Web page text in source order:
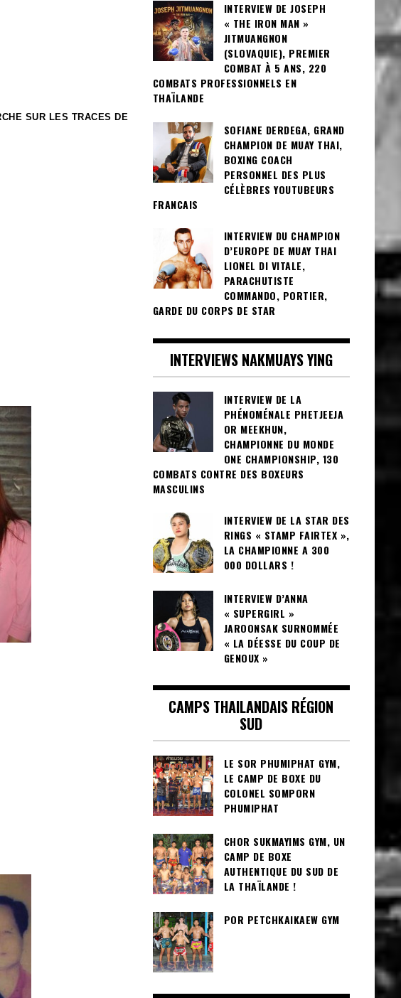
SUR LES TRACES DE
INTERVIEW DE JOSEPH
« THE IRON MAN »
JITMUANGNON
(SLOVAQUIE), PREMIER
COMBAT À 5 ANS, 220
COMBATS PROFESSIONNELS EN
THAÏLANDE
SOFIANE DERDEGA, GRAND
CHAMPION DE MUAY THAI,
BOXING COACH
PERSONNEL DES PLUS
CÉLÈBRES YOUTUBEURS
FRANCAIS
INTERVIEW DU CHAMPION
D’EUROPE DE MUAY THAI
LIONEL DI VITALE,
PARACHUTISTE
COMMANDO, PORTIER,
GARDE DU CORPS DE STAR
INTERVIEWS NAKMUAYS YING
INTERVIEW DE LA
PHÉNOMÉNALE PHETJEEJA
OR MEEKHUN,
CHAMPIONNE DU MONDE
ONE CHAMPIONSHIP, 130
COMBATS CONTRE DES BOXEURS
MASCULINS
INTERVIEW DE LA STAR DES
RINGS « STAMP FAIRTEX »,
LA CHAMPIONNE A 300
000 DOLLARS !
INTERVIEW D’ANNA
« SUPERGIRL »
JAROONSAK SURNOMMÉE
« LA DÉESSE DU COUP DE
GENOUX »
CAMPS THAILANDAIS RÉGION
SUD
LE SOR PHUMIPHAT GYM,
LE CAMP DE BOXE DU
COLONEL SOMPORN
PHUMIPHAT
CHOR SUKMAYIMS GYM, UN
CAMP DE BOXE
AUTHENTIQUE DU SUD DE
LA THAÏLANDE !
POR PETCHKAIKAEW GYM